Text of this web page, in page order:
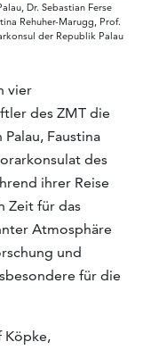
Dr. Sebastian Ferse
Rehuher-Marugg, Prof.
der Republik Palau
vier
des ZMT die
Faustina
des
ihrer Reise
Zeit für das
Atmosphäre
und
für die
Köpke,